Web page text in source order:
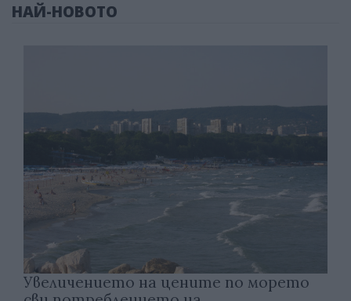
НАЙ-НОВОТО
Увеличението на цените по морето